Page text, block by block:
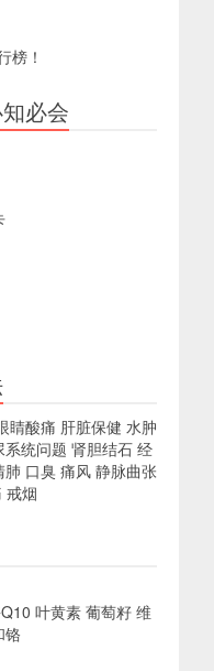
榜！
必会
睛酸痛 肝脏保健 水肿
系统问题 肾胆结石 经
肺 口臭 痛风 静脉曲张
戒烟
叶黄素 葡萄籽 维
铬